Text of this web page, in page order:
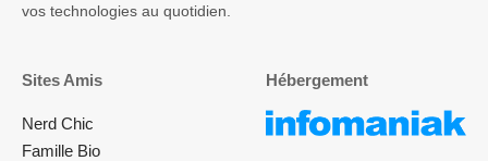
vos technologies au quotidien.
Sites Amis
Nerd Chic
Famille Bio
Hébergement